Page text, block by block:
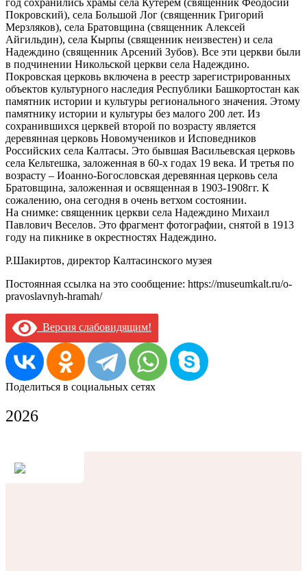
год сохранились храмы села Кутерем (священник Феодосий
Покровский), села Большой Лог (священник Григорий
Мерзляков), села Братовщина (священник Алексей
Айгильдин), села Кырпы (священник неизвестен) и села
Надеждино (священник Арсений Зубов). Все эти церкви были
в подчинении Никольской церкви села Надеждино.
Покровская церковь включена в реестр зарегистрированных
объектов культурного наследия Республики Башкортостан как
памятник истории и культуры регионального значения. Этому
памятнику истории и культуры без малого 200 лет. Из
сохранившихся церквей второй по возрасту является
деревянная церковь Новомучеников и Исповедников
Российских села Калтасы. Это бывшая Васильевская церковь
села Кельтешка, заложенная в 60-х годах 19 века. И третья по
возрасту – Иоанно-Богословская деревянная церковь села
Братовщина, заложенная и освященная в 1903-1908гг. К
сожалению, она сегодня в очень ветхом состоянии.
На снимке: священник церкви села Надеждино Михаил
Павлович Веселов. Это фрагмент фотографии, снятой в 1913
году на пикнике в окрестностях Надеждино.
Р.Шакиртов, директор Калтасинского музея
Постоянная ссылка на это сообщение: https://museumkalt.ru/o-
pravoslavnyh-hramah/
Версия слабовидящим!
Поделиться в социальных сетях
2026